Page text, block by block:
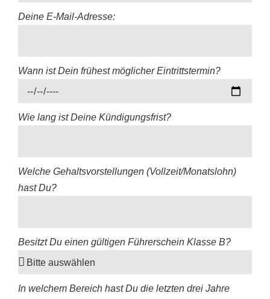
Deine E-Mail-Adresse:
Wann ist Dein frühest möglicher Eintrittstermin?
Wie lang ist Deine Kündigungsfrist?
Welche Gehaltsvorstellungen (Vollzeit/Monatslohn)
hast Du?
Besitzt Du einen gültigen Führerschein Klasse B?
In welchem Bereich hast Du die letzten drei Jahre